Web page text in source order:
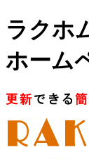
ラクホ
ホーム